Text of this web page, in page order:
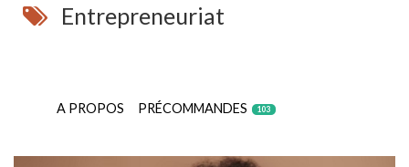
Entrepreneuriat
A PROPOS PRÉCOMMANDES 103